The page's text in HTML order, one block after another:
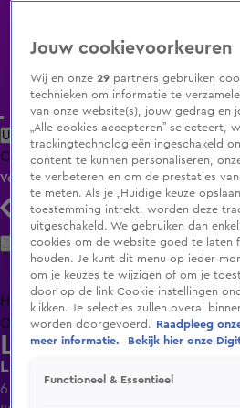
Uitzending Gemist Populaire programma's
ClipsFilmsRadioSmart TV inlog
Volg KIJK
Zoeken
HomeUitzending Gemist
OranjezomerLivestreamsShop
Lang Leve de
Limuel is veeleisend!
6 dec 2024, 18:55
Jouw cookievoorkeuren
Wij en onze29 partners gebruiken
technieken om informatie te
van onze website(s), jouw gedrag en
„Alle cookies accepteren” selecteert,
trackingtechnologieën ingeschakeld
content te kunnen personaliseren,
te verbeteren en om de prestaties
te meten. Als je „Huidige keuze
toestemming intrekt, worden deze
uitgeschakeld. We gebruiken dan
cookies om de website goed te laten
houden. Je kunt dit menu op ieder
om je keuzes te wijzigen of om je
door op de link Cookie-instellingen
klikken. Je selecties zullen overal
worden doorgevoerd.
Raadpleeg
meer informatie.
Bekijk hier onze
Functioneel & Essentieel